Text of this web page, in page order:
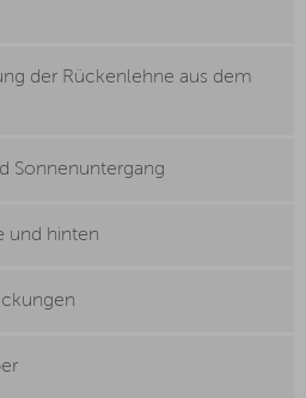
der Rückenlehne aus dem
Sonnenuntergang
und hinten